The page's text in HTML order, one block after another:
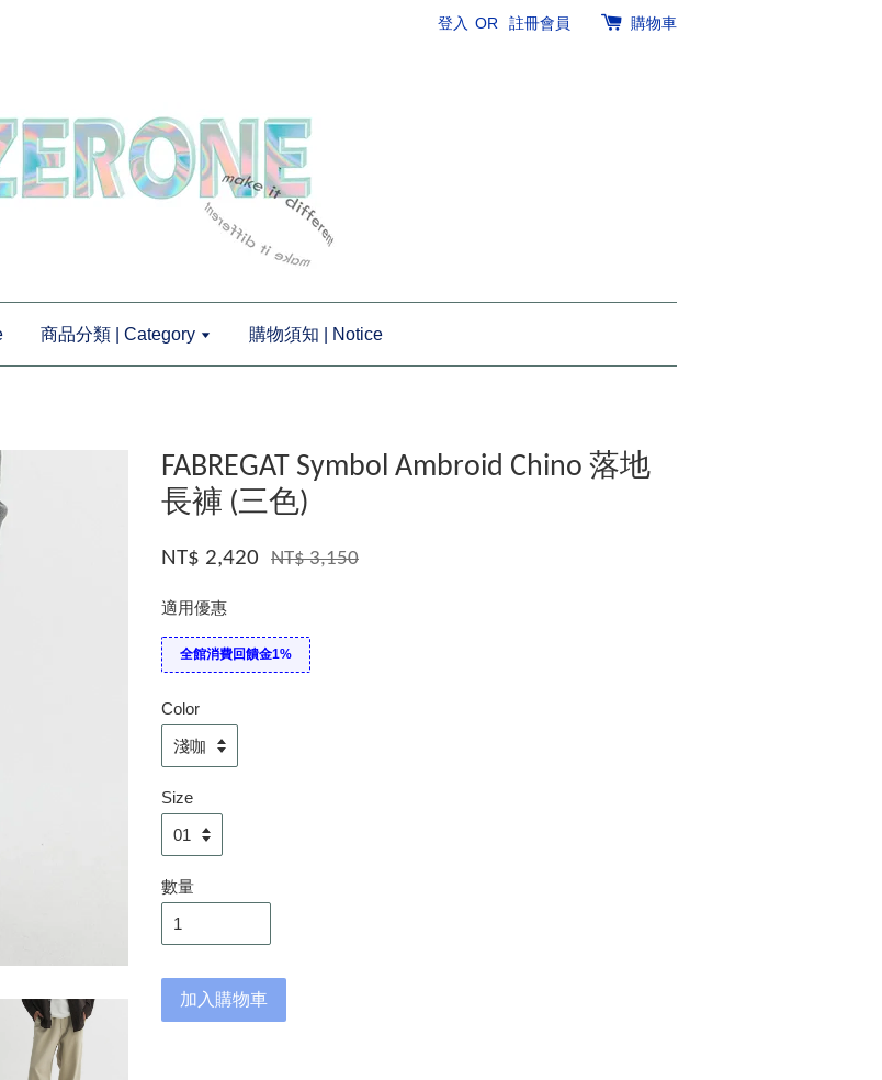
登入 OR 註冊會員 購物車
商品分類 | Category 購物須知 | Notice
FABREGAT Symbol Ambroid Chino 落地
長褲 (三色)
NT$ 2,420 NT$ 3,150
適用優惠
全館消費回饋金1%
Color
Size
數量
加入購物車